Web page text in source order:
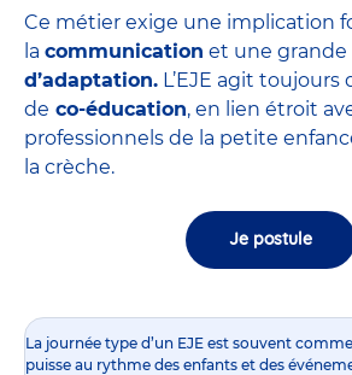
Ce métier exige une implication
la communication et une grande
d’adaptation. L’EJE agit
de co-éducation, en lien étroit
professionnels de la petite
la crèche.
Je postule
La journée type d’un EJE est souvent
puisse au rythme des enfants et des